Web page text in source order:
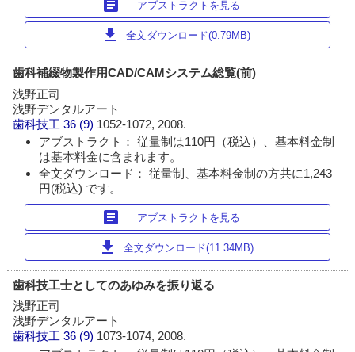
article アブストラクトを見る
download 全文ダウンロード(0.79MB)
歯科補綴物製作用CAD/CAMシステム総覧(前)
浅野正司
浅野デンタルアート
歯科技工 36 (9) 1052-1072, 2008.
アブストラクト： 従量制は110円（税込）、基本料金制
は基本料金に含まれます。
全文ダウンロード： 従量制、基本料金制の方共に1,243
円(税込) です。
article アブストラクトを見る
download 全文ダウンロード(11.34MB)
歯科技工士としてのあゆみを振り返る
浅野正司
浅野デンタルアート
歯科技工 36 (9) 1073-1074, 2008.